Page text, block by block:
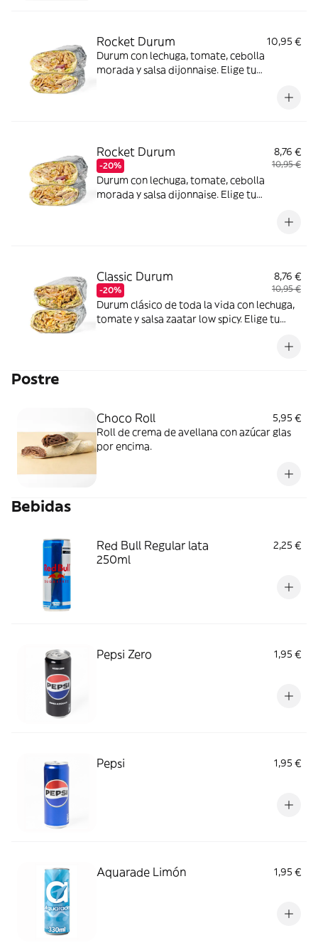
Rocket Durum
10,95 €
Durum con lechuga, tomate, cebolla
morada y salsa dijonnaise. Elige tu
Rocket Durum
-20%
8,76 €
10,95 €
Durum con lechuga, tomate, cebolla
morada y salsa dijonnaise. Elige tu
Classic Durum
-20%
8,76 €
10,95 €
Durum clásico de toda la vida con lechuga,
tomate y salsa zaatar low spicy. Elige tu
Postre
Choco Roll
5,95 €
Roll de crema de avellana con azúcar glas
por encima.
Bebidas
Red Bull Regular lata
250ml
2,25 €
Pepsi Zero 1,95 €
Pepsi 1,95 €
Aquarade Limón 1,95 €